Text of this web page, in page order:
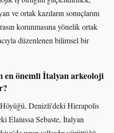
ve ortak kazıların sonuçlarını
korunmasına yönelik ortak
düzenlenen bilimsel bir
önemli İtalyan arkeoloji
Denizli'deki Hierapolis
Elaiussa Sebaste, İtalyan